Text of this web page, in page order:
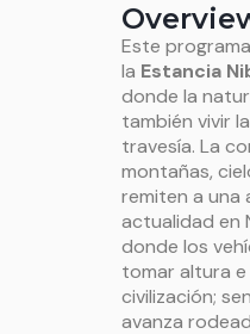
Este
la Estancia
donde la
también vivir
travesía. La
montañas,
remiten a una
actualidad en
donde los
tomar altura e
civilización;
avanza